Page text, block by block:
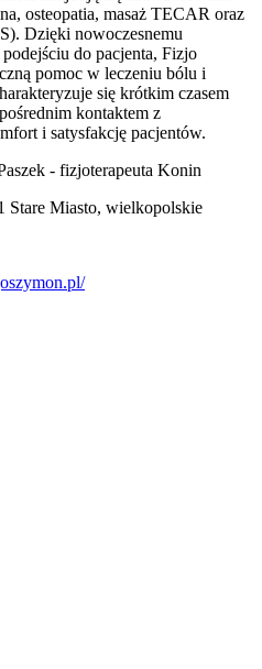
osteopatia, masaż TECAR oraz
Dzięki nowoczesnemu
do pacjenta, Fizjo
pomoc w leczeniu bólu i
się krótkim czasem
kontaktem z
i satysfakcję pacjentów.
- fizjoterapeuta Konin
Stare Miasto, wielkopolskie